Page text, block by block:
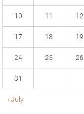
10 11 12
17 18 19
24 25 26
31
‹ July